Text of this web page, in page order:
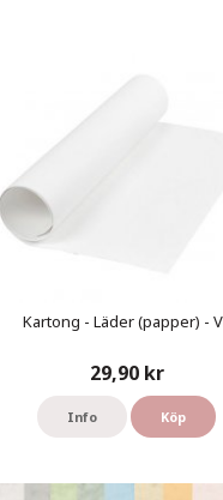
Kartong - Läder (papper) -
29,90 kr
Info Köp